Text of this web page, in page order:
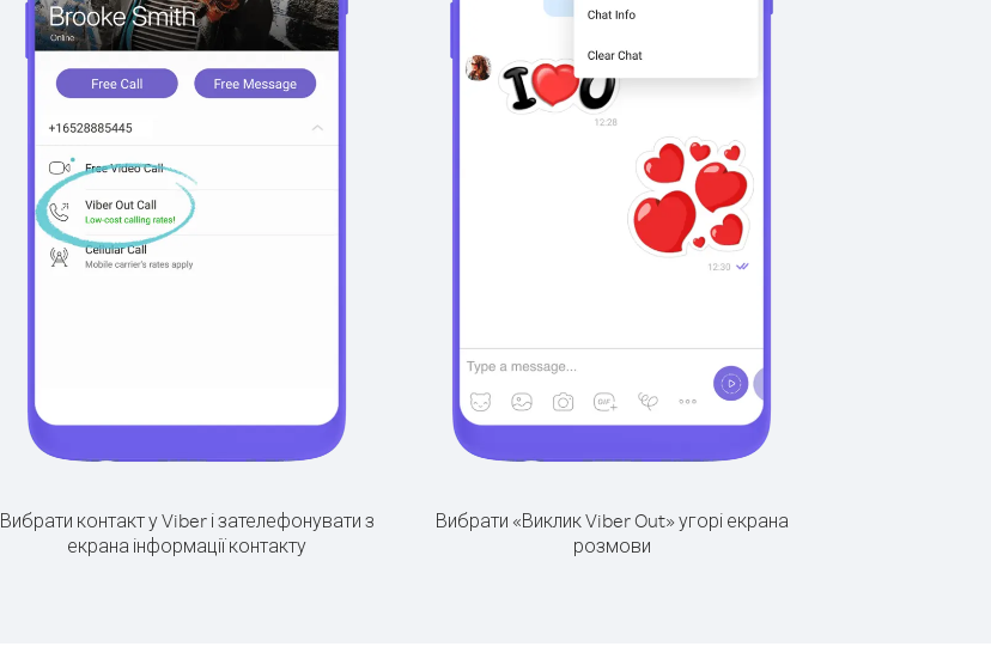
Вибрати контакт у Viber і зателефонувати з
екрана інформації контакту
Вибрати «Виклик Viber Out» угорі екрана
розмови